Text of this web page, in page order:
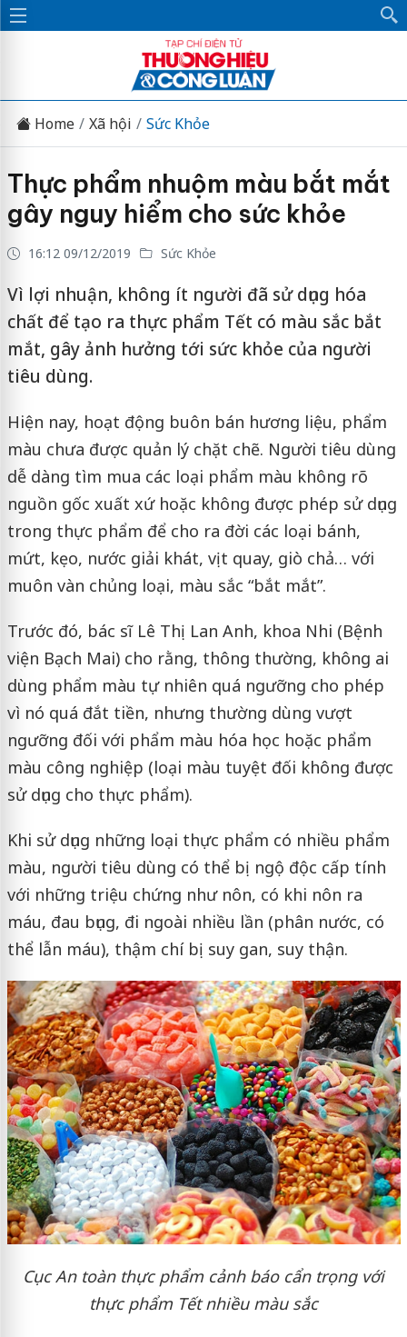
Home Xã hội Sức Khỏe
Thực phẩm nhuộm màu bắt mắt
gây nguy hiểm cho sức khỏe
16:12 09/12/2019 Sức Khỏe
Vì lợi nhuận, không ít người đã sử dụng hóa
chất để tạo ra thực phẩm Tết có màu sắc bắt
mắt, gây ảnh hưởng tới sức khỏe của người
tiêu dùng.
Hiện nay, hoạt động buôn bán hương liệu, phẩm
màu chưa được quản lý chặt chẽ. Người tiêu dùng
dễ dàng tìm mua các loại phẩm màu không rõ
nguồn gốc xuất xứ hoặc không được phép sử dụng
trong thực phẩm để cho ra đời các loại bánh,
mứt, kẹo, nước giải khát, vịt quay, giò chả… với
muôn vàn chủng loại, màu sắc “bắt mắt”.
Trước đó, bác sĩ Lê Thị Lan Anh, khoa Nhi (Bệnh
viện Bạch Mai) cho rằng, thông thường, không ai
dùng phẩm màu tự nhiên quá ngưỡng cho phép
vì nó quá đắt tiền, nhưng thường dùng vượt
ngưỡng đối với phẩm màu hóa học hoặc phẩm
màu công nghiệp (loại màu tuyệt đối không được
sử dụng cho thực phẩm).
Khi sử dụng những loại thực phẩm có nhiều phẩm
màu, người tiêu dùng có thể bị ngộ độc cấp tính
với những triệu chứng như nôn, có khi nôn ra
máu, đau bụng, đi ngoài nhiều lần (phân nước, có
thể lẫn máu), thậm chí bị suy gan, suy thận.
Cục An toàn thực phẩm cảnh báo cẩn trọng với
thực phẩm Tết nhiều màu sắc